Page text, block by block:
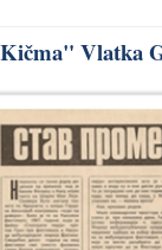
Vlatka